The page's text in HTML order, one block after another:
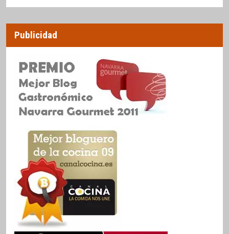
Publicidad